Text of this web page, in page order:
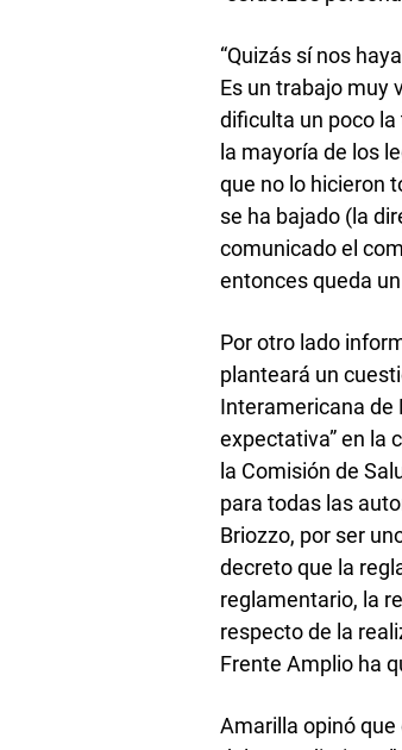
“Quizás sí nos
Es un trabajo muy
dificulta un poco
la mayoría de los
que no lo hicieron
se ha bajado (la
comunicado el
entonces queda
Por otro lado
planteará un
Interamericana de
expectativa” en la
la Comisión de
para todas las
Briozzo, por ser
decreto que la
reglamentario, la
respecto de la
Frente Amplio ha
Amarilla opinó